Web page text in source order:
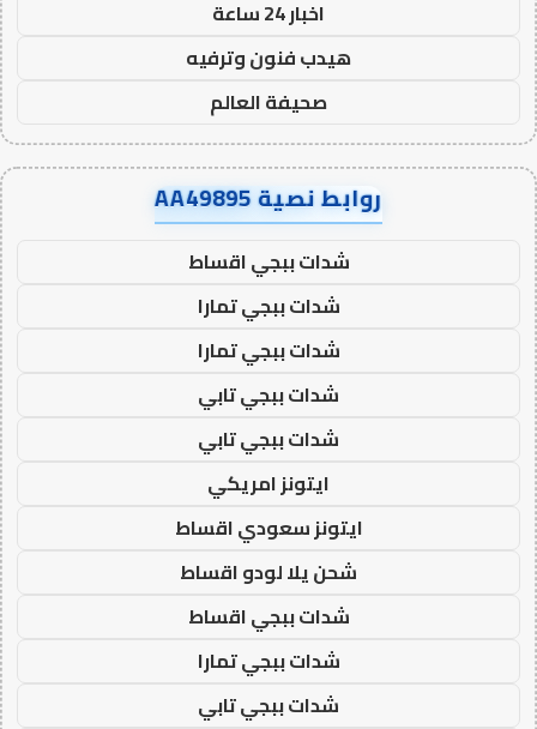
اخبار 24 ساعة
هيدب فنون وترفيه
صحيفة العالم
روابط نصية AA49895
شدات ببجي اقساط
شدات ببجي تمارا
شدات ببجي تمارا
شدات ببجي تابي
شدات ببجي تابي
ايتونز امريكي
ايتونز سعودي اقساط
شحن يلا لودو اقساط
شدات ببجي اقساط
شدات ببجي تمارا
شدات ببجي تابي